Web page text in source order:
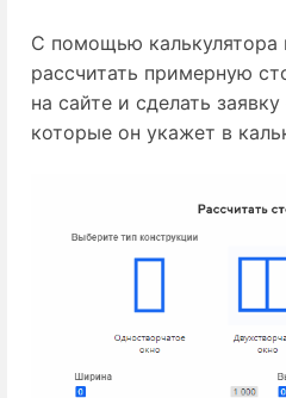
С помощью калькулятора
рассчитать примерную
на сайте и сделать
которые он укажет в